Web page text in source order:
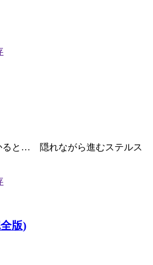
ると… 隠れながら進むステルス
版)